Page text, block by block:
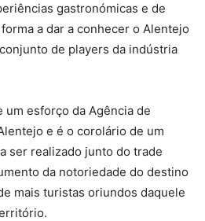
gastronómicas e de
a dar a conhecer o Alentejo
de players da indústria
um esforço da Agência de
e é o corolário de um
ser realizado junto do trade
da notoriedade do destino
mais turistas oriundos daquele